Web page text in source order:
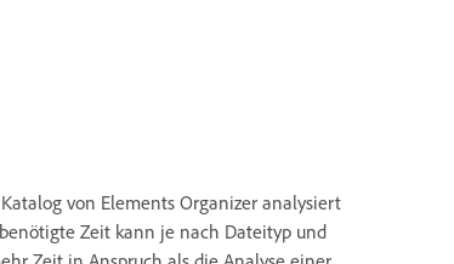
von Elements Organizer analysiert
Zeit kann je nach Dateityp und